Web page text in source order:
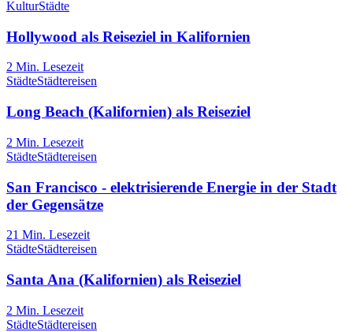
KulturStädte
Hollywood als Reiseziel in Kalifornien
2 Min. Lesezeit
StädteStädtereisen
Long Beach (Kalifornien) als Reiseziel
2 Min. Lesezeit
StädteStädtereisen
San Francisco - elektrisierende Energie in der Stadt
der Gegensätze
21 Min. Lesezeit
StädteStädtereisen
Santa Ana (Kalifornien) als Reiseziel
2 Min. Lesezeit
StädteStädtereisen